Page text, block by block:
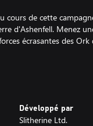
cours de cette
d'Ashenfell. Menez
écrasantes des
puissante qui
Développé par
Slitherine Ltd.